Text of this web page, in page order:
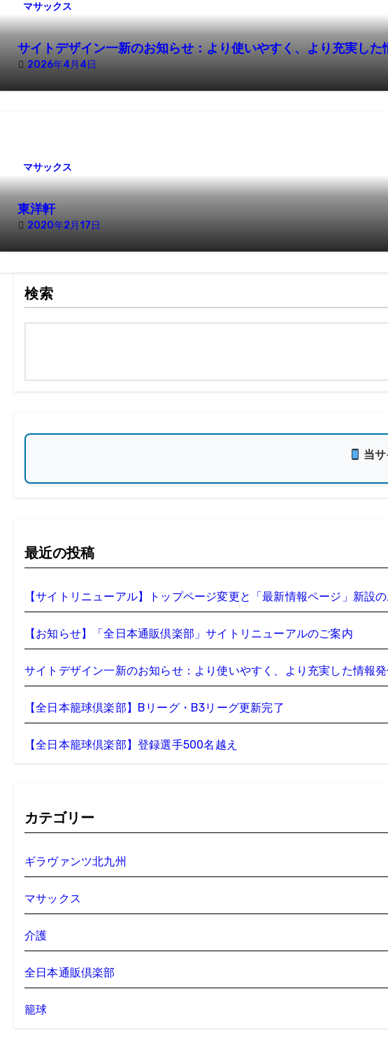
マサックス
サイトデザイン一新のお知らせ：より使いやすく、より充実した
2026年4月4日
マサックス
東洋軒
2020年2月17日
検索
当
最近の投稿
【サイトリニューアル】トップページ変更と「最新情報ページ」新設
【お知らせ】「全日本通販倶楽部」サイトリニューアルのご案内
サイトデザイン一新のお知らせ：より使いやすく、より充実した情報
【全日本籠球倶楽部】Bリーグ・B3リーグ更新完了
【全日本籠球倶楽部】登録選手500名越え
カテゴリー
ギラヴァンツ北九州
マサックス
介護
全日本通販倶楽部
籠球